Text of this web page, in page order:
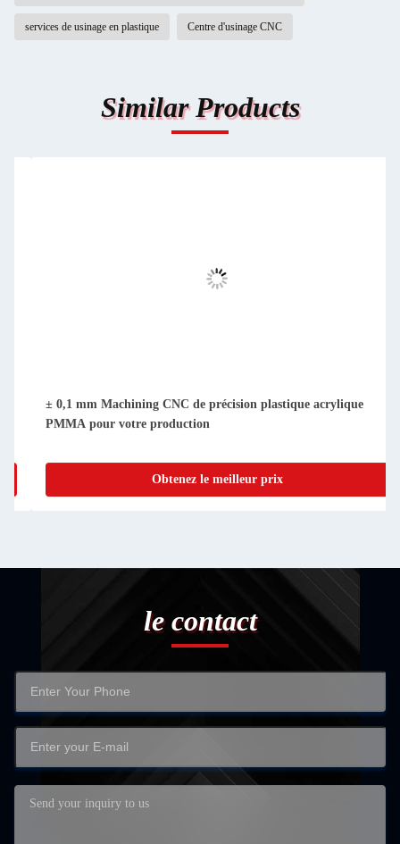
services de usinage en plastique Centre d'usinage CNC
Similar Products
± 0,1 mm Machining CNC de précision plastique acrylique
PMMA pour votre production
Obtenez le meilleur prix
le contact